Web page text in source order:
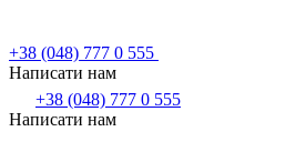
+38 (048) 777 0 555
Написати нам
+38 (048) 777 0 555
Написати нам